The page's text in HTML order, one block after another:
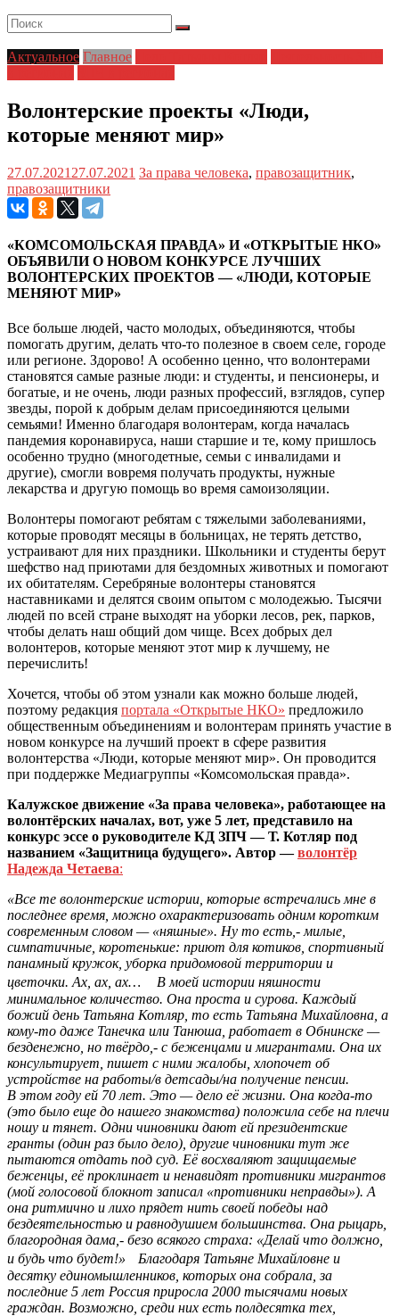
Актуальное Главное
Волонтерские проекты «Люди,
которые меняют мир»
27.07.2021 27.07.2021 За права человека, правозащитник,
правозащитники
«КОМСОМОЛЬСКАЯ ПРАВДА» И «ОТКРЫТЫЕ НКО»
ОБЪЯВИЛИ О НОВОМ КОНКУРСЕ ЛУЧШИХ
ВОЛОНТЕРСКИХ ПРОЕКТОВ — «ЛЮДИ, КОТОРЫЕ
МЕНЯЮТ МИР»
Все больше людей, часто молодых, объединяются, чтобы
помогать другим, делать что-то полезное в своем селе, городе
или регионе. Здорово! А особенно ценно, что волонтерами
становятся самые разные люди: и студенты, и пенсионеры, и
богатые, и не очень, люди разных профессий, взглядов, супер
звезды, порой к добрым делам присоединяются целыми
семьями! Именно благодаря волонтерам, когда началась
пандемия коронавируса, наши старшие и те, кому пришлось
особенно трудно (многодетные, семьи с инвалидами и
другие), смогли вовремя получать продукты, нужные
лекарства и другую помощь во время самоизоляции.
Волонтеры помогают ребятам с тяжелыми заболеваниями,
которые проводят месяцы в больницах, не терять детство,
устраивают для них праздники. Школьники и студенты берут
шефство над приютами для бездомных животных и помогают
их обитателям. Серебряные волонтеры становятся
наставниками и делятся своим опытом с молодежью. Тысячи
людей по всей стране выходят на уборки лесов, рек, парков,
чтобы делать наш общий дом чище. Всех добрых дел
волонтеров, которые меняют этот мир к лучшему, не
перечислить!
Хочется, чтобы об этом узнали как можно больше людей,
поэтому редакция портала «Открытые НКО» предложило
общественным объединениям и волонтерам принять участие в
новом конкурсе на лучший проект в сфере развития
волонтерства «Люди, которые меняют мир». Он проводится
при поддержке Медиагруппы «Комсомольская правда».
Калужское движение «За права человека», работающее на
волонтёрских началах, вот, уже 5 лет, представило на
конкурс эссе о руководителе КД ЗПЧ — Т. Котляр под
названием «Защитница будущего». Автор —волонтёр
Надежда Четаева:
«Все те волонтерские истории, которые встречались мне в
последнее время, можно охарактеризовать одним коротким
современным словом — «няшные». Ну то есть,- милые,
симпатичные, коротенькие: приют для котиков, спортивный
панамный кружок, уборка придомовой территории и
цветочки. Ах, ах, ах… В моей истории няшности
минимальное количество. Она проста и сурова. Каждый
божий день Татьяна Котляр, то есть Татьяна Михайловна, а
кому-то даже Танечка или Танюша, работает в Обнинске —
безденежно, но твёрдо,- с беженцами и мигрантами. Она их
консультирует, пишет с ними жалобы, хлопочет об
устройстве на работы/в детсады/на получение пенсии.
В этом году ей 70 лет. Это — дело её жизни. Она когда-то
(это было еще до нашего знакомства) положила себе на плечи
ношу и тянет. Одни чиновники дают ей президентские
гранты (один раз было дело), другие чиновники тут же
пытаются отдать под суд. Её восхваляют защищаемые
беженцы, её проклинает и ненавидят противники мигрантов
(мой голосовой блокнот записал «противники неправды»). А
она ритмично и лихо прядет нить своей победы над
бездеятельностью и равнодушием большинства. Она рыцарь,
благородная дама,- безо всякого страха: «Делай что должно,
и будь что будет!» Благодаря Татьяне Михайловне и
десятку единомышленников, которых она собрала, за
последние 5 лет Россия приросла 2000 тысячами новых
граждан. Возможно, среди них есть полдесятка тех,